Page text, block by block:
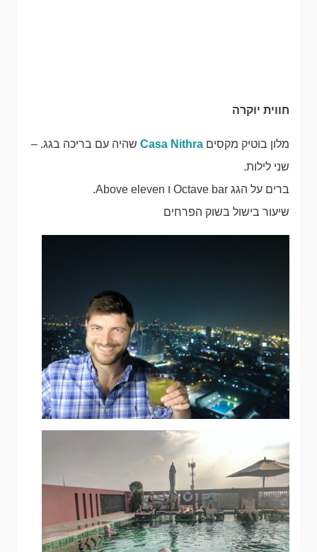
חווית יוקרה
מלון בוטיק מקסים Casa Nithra שהיה עם בריכה בגג. –
שני לילות.
ברים על הגג Octave bar ו Above eleven.
שיעור בישול בשוק הפרחים